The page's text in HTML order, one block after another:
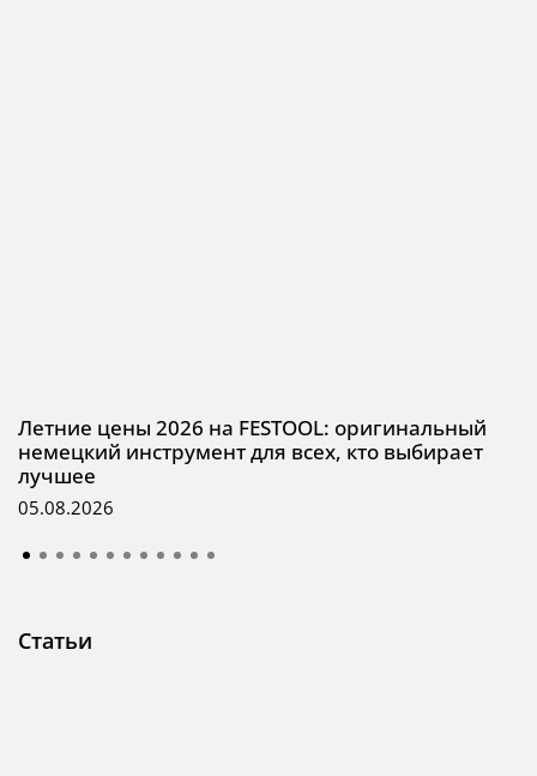
Летние цены 2026 на FESTOOL: оригинальный
немецкий инструмент для всех, кто выбирает
лучшее
05.08.2026
Статьи